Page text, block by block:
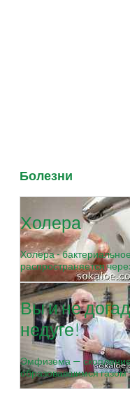
Болезни
Холера
Холера -
распространяется
Вы и не
недуге!
Эмфизема —
образовавшимся газом